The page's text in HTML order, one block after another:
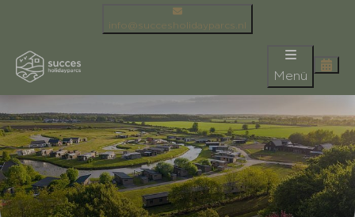
info@succesholidayparcs.nl
Menü